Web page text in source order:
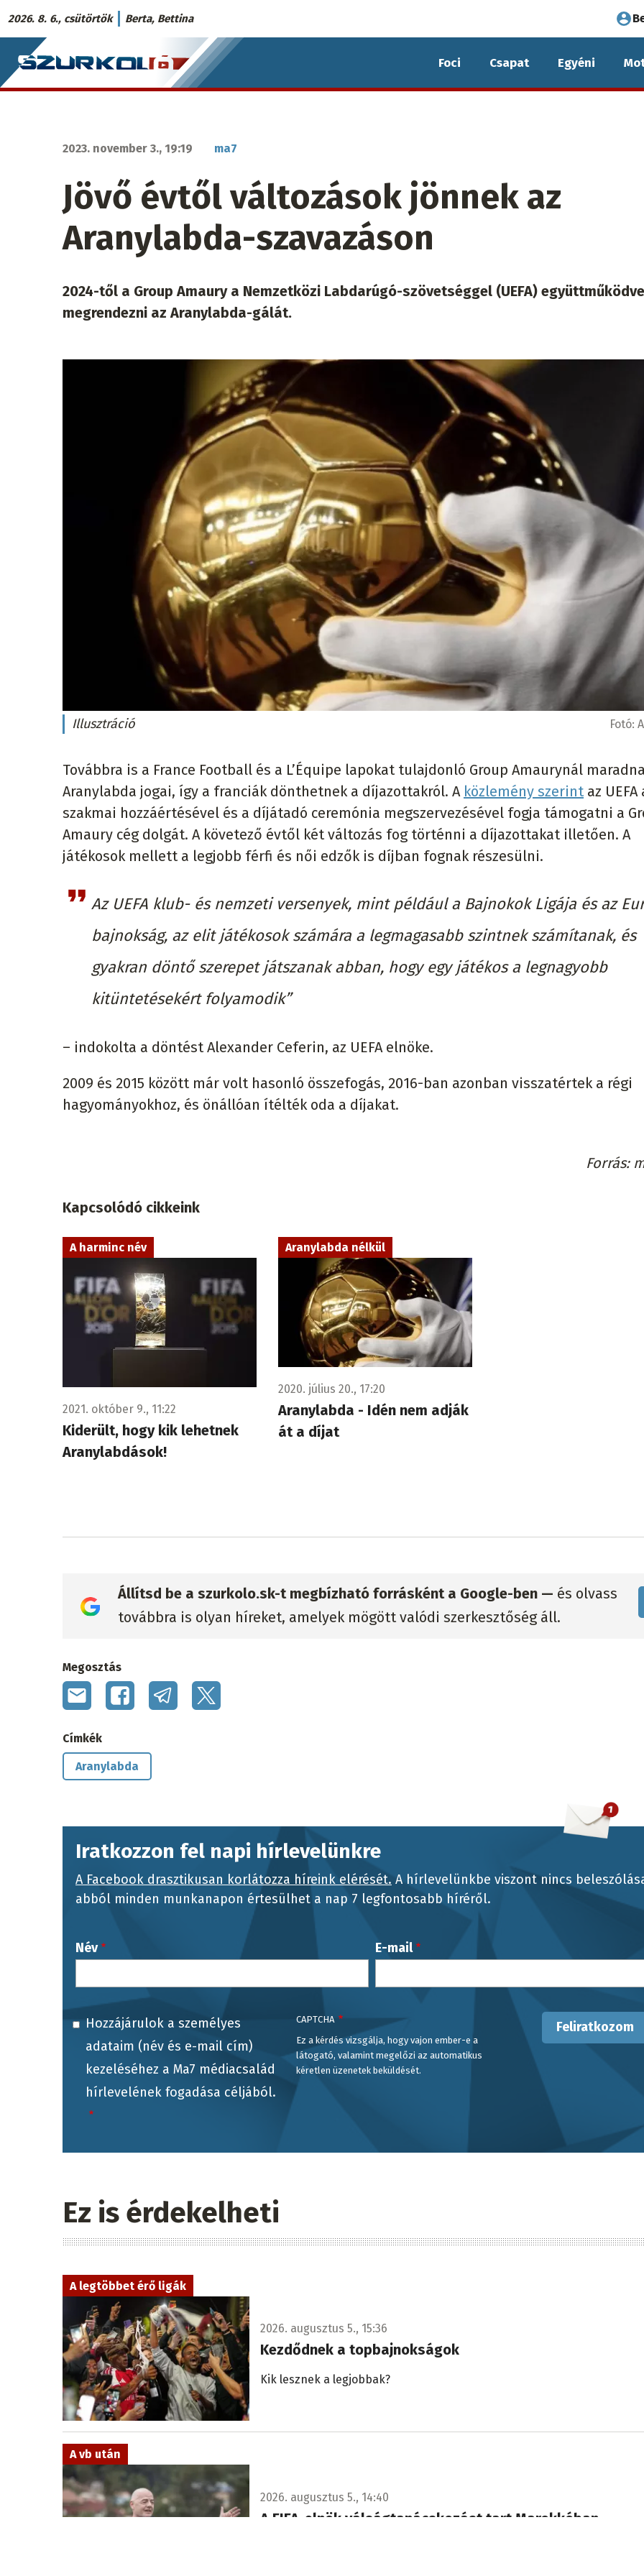
Ugrás
a
tartalomra
2026. 8. 6., csütörtök Berta, Bettina
Szurkoló.sk
fő
Foci Csapat Egyéni
2023. november 3., 19:19 ma7
Jövő évtől változások jönnek az
Aranylabda-szavazáson
2024-től a Group Amaury a Nemzetközi Labdarúgó-szövetséggel (UEFA)
megrendezni az Aranylabda-gálát.
Illusztráció Fotó:
Továbbra is a France Football és a L’Équipe lapokat tulajdonló Group Amaurynál
Aranylabda jogai, így a franciák dönthetnek a díjazottakról. A közlemény szerint az UEFA
szakmai hozzáértésével és a díjátadó ceremónia megszervezésével fogja támogatni a
Amaury cég dolgát. A követező évtől két változás fog történni a díjazottakat illetően. A
játékosok mellett a legjobb férfi és női edzők is díjban fognak részesülni.
Az UEFA klub- és nemzeti versenyek, mint például a Bajnokok Ligája és az
bajnokság, az elit játékosok számára a legmagasabb szintnek számítanak, és
gyakran döntő szerepet játszanak abban, hogy egy játékos a legnagyobb
kitüntetésekért folyamodik”
– indokolta a döntést Alexander Ceferin, az UEFA elnöke.
2009 és 2015 között már volt hasonló összefogás, 2016-ban azonban visszatértek a régi
hagyományokhoz, és önállóan ítélték oda a díjakat.
Forrás
Kapcsolódó cikkeink
A harminc név
2021. október 9., 11:22
Kiderült, hogy kik lehetnek
Aranylabdások!
Aranylabda nélkül
2020. július 20., 17:20
Aranylabda - Idén nem adják
át a díjat
Állítsd be a szurkolo.sk-t megbízható forrásként a Google-ben — és olvass
továbbra is olyan híreket, amelyek mögött valódi szerkesztőség áll.
Megosztás
Címkék
Aranylabda
Iratkozzon fel napi hírlevelünkre
A Facebook drasztikusan korlátozza híreink elérését. A hírlevelünkbe viszont nincs
abból minden munkanapon értesülhet a nap 7 legfontosabb híréről.
Név E-mail
Hozzájárulok a személyes
adataim (név és e-mail cím)
kezeléséhez a Ma7 médiacsalád
hírlevelének fogadása céljából.
CAPTCHA
Ez a kérdés vizsgálja, hogy vajon ember-e a
látogató, valamint megelőzi az automatikus
kéretlen üzenetek beküldését.
Ez is érdekelheti
A legtöbbet érő ligák
2026. augusztus 5., 15:36
Kezdődnek a topbajnokságok
Kik lesznek a legjobbak?
A vb után
2026. augusztus 5., 14:40
A FIFA-elnök válságtanácskozást tart Marokkóban